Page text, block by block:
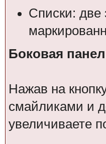
Списки: две
Боковая
Нажав на
смайликами и
увеличиваете